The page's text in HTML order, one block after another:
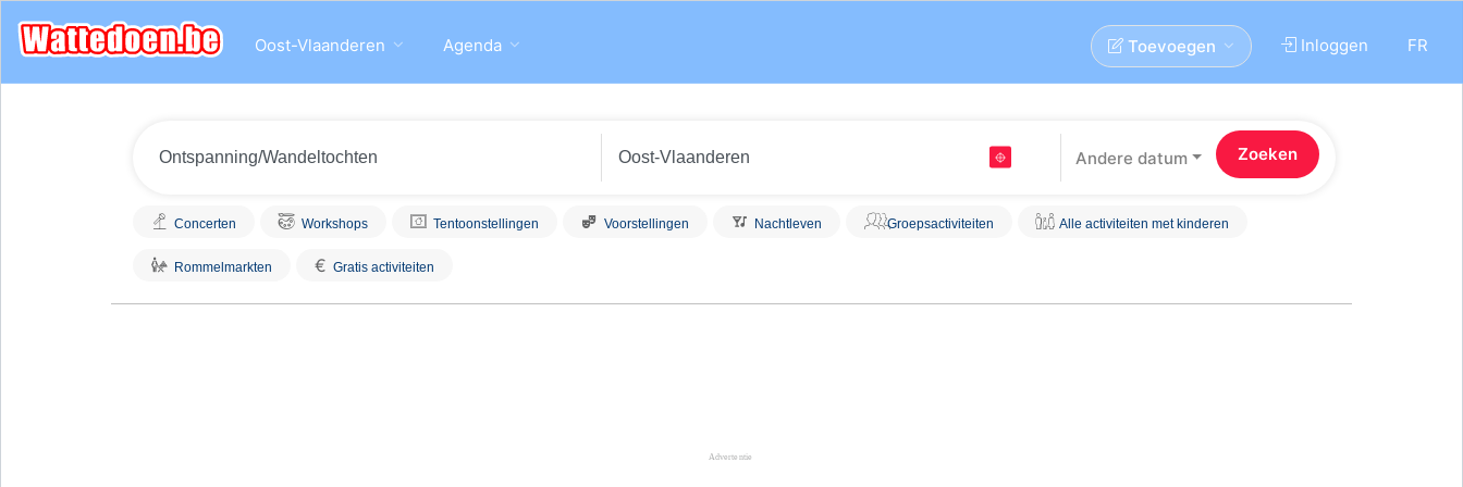
Oost-Vlaanderen Agenda FR
Inloggen
Toevoegen
Andere datum
Concerten Workshops Tentoonstellingen Voorstellingen Nachtleven Groepsactiviteiten Alle activiteiten met kinderen
Rommelmarkten € Gratis activiteiten